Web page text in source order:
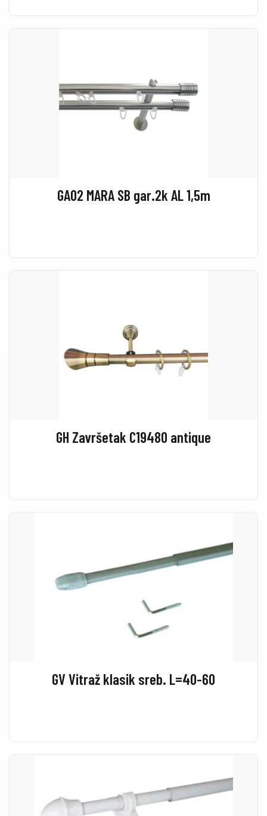
GA02 MARA SB gar.2k AL 1,5m
GH Završetak C19480 antique
GV Vitraž klasik sreb. L=40-60